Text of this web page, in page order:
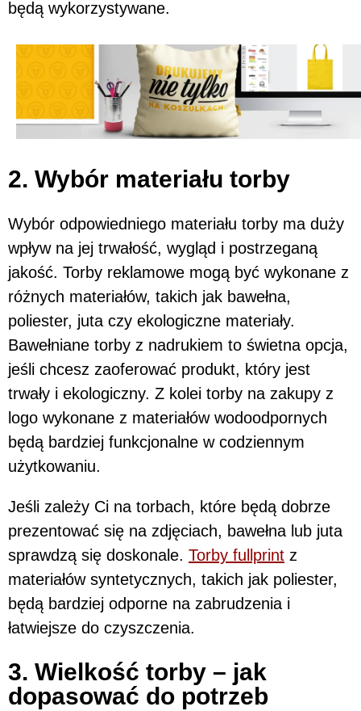
będą wykorzystywane.
2. Wybór materiału torby
Wybór odpowiedniego materiału torby ma duży
wpływ na jej trwałość, wygląd i postrzeganą
jakość. Torby reklamowe mogą być wykonane z
różnych materiałów, takich jak bawełna,
poliester, juta czy ekologiczne materiały.
Bawełniane torby z nadrukiem to świetna opcja,
jeśli chcesz zaoferować produkt, który jest
trwały i ekologiczny. Z kolei torby na zakupy z
logo wykonane z materiałów wodoodpornych
będą bardziej funkcjonalne w codziennym
użytkowaniu.
Jeśli zależy Ci na torbach, które będą dobrze
prezentować się na zdjęciach, bawełna lub juta
sprawdzą się doskonale. Torby fullprint z
materiałów syntetycznych, takich jak poliester,
będą bardziej odporne na zabrudzenia i
łatwiejsze do czyszczenia.
3. Wielkość torby – jak
dopasować do potrzeb